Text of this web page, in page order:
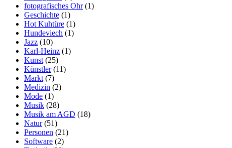
fotografisches Ohr(1)
Geschichte (1)
Hot Kuhtüre (1)
Hundeviech (1)
Jazz (10)
Karl-Heinz (1)
Kunst (25)
Künstler(11)
Markt (7)
Medizin (2)
Mode (1)
Musik (28)
Musik am AGD (18)
Natur(51)
Personen (21)
Software (2)